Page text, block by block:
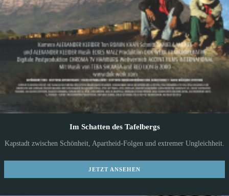
Im Schatten des Tafelbergs
Kapstadt zwischen Schönheit, Apartheid-Folgen und extremer Ungleichheit.
JETZT ANSEHEN